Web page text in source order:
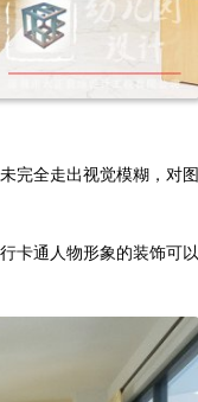
完全走出视觉模糊，对图
卡通人物形象的装饰可以